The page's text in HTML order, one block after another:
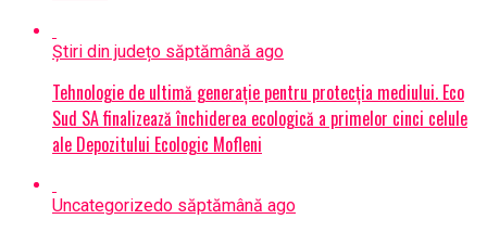
Știri din județo săptămână ago
Tehnologie de ultimă generație pentru protecția mediului. Eco
Sud SA finalizează închiderea ecologică a primelor cinci celule
ale Depozitului Ecologic Mofleni
Uncategorizedo săptămână ago